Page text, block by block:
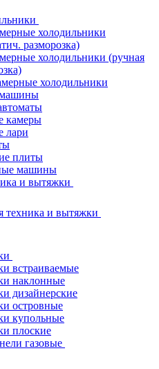
холодильники
разморозка)
холодильники (ручная
холодильники
камеры
лари
плиты
машины
и вытяжки
техника и вытяжки
встраиваемые
наклонные
дизайнерские
островные
купольные
плоские
газовые